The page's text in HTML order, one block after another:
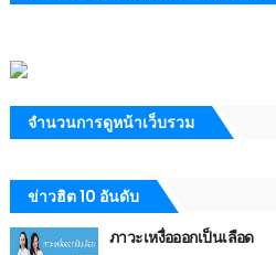
จำนวนการดูหน้าเว็บรวม
ข่าวฮิต 10 อันดับ
ภาวะเหงื่อออกเป็นเลือด